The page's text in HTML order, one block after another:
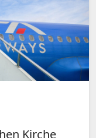
Kirche